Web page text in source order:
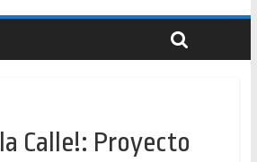
Calle!: Proyecto